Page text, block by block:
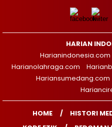
HARIAN
Harianindonesia.com
Harianolahraga.com
Hariansumedang.com
HOME HISTORI